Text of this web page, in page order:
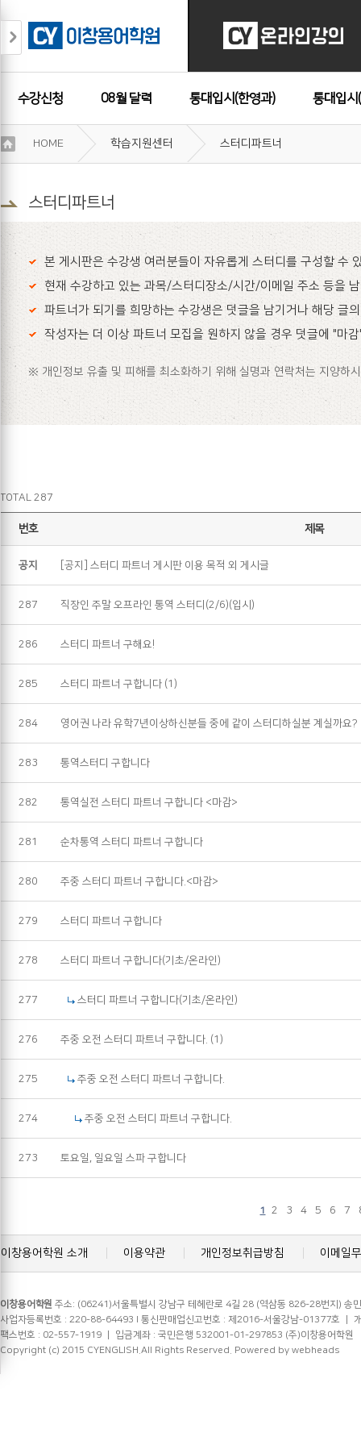
수강신청 08월 달력 통대입시(한영과) 통대입시
수강후기
용
약
HOME 학습지원센터 스터디파트너
스터디파트너
본 게시판은 수강생 여러분들이 자유롭게 스터디를 구성할 수
현재 수강하고 있는 과목/스터디장소/시간/이메일 주소 등을
파트너가 되기를 희망하는 수강생은 덧글을 남기거나 해당 글
작성자는 더 이상 파트너 모집을 원하지 않을 경우 덧글에 "마
※ 개인정보 유출 및 피해를 최소화하기 위해 실명과 연락처는 지양하
TOTAL 287
번호 제목
공지 [공지] 스터디 파트너 게시판 이용 목적 외 게시글
287 직장인 주말 오프라인 통역 스터디(2/6)(입시)
286 스터디 파트너 구해요!
285 스터디 파트너 구합니다 (1)
284 영어권 나라 유학7년이상하신분들 중에 같이 스터디하실분 계실까요?
283 통역스터디 구합니다
282 통역실전 스터디 파트너 구합니다 <마감>
281 순차통역 스터디 파트너 구합니다
280 주중 스터디 파트너 구합니다.<마감>
279 스터디 파트너 구합니다
278 스터디 파트너 구합니다(기초/온라인)
277 스터디 파트너 구합니다(기초/온라인)
276 주중 오전 스터디 파트너 구합니다. (1)
275 주중 오전 스터디 파트너 구합니다.
274 주중 오전 스터디 파트너 구합니다.
273 토요일, 일요일 스파 구합니다
1 2 3 4 5 6 7
이창용어학원 소개 이용약관 개인정보취급방침 이메일
이창용어학원 주소: (06241)서울특별시 강남구 테헤란로 4길 28 (역삼동 826-28번지) 송
사업자등록번호 : 220-88-64493 l 통신판매업신고번호 : 제2016-서울강남-01377호
팩스번호 : 02-557-1919 ㅣ 입금계좌 : 국민은행 532001-01-297853 (주)이창용어학원
Copyright (c) 2015 CYENGLISH.All Rights Reserved. Powered by webheads